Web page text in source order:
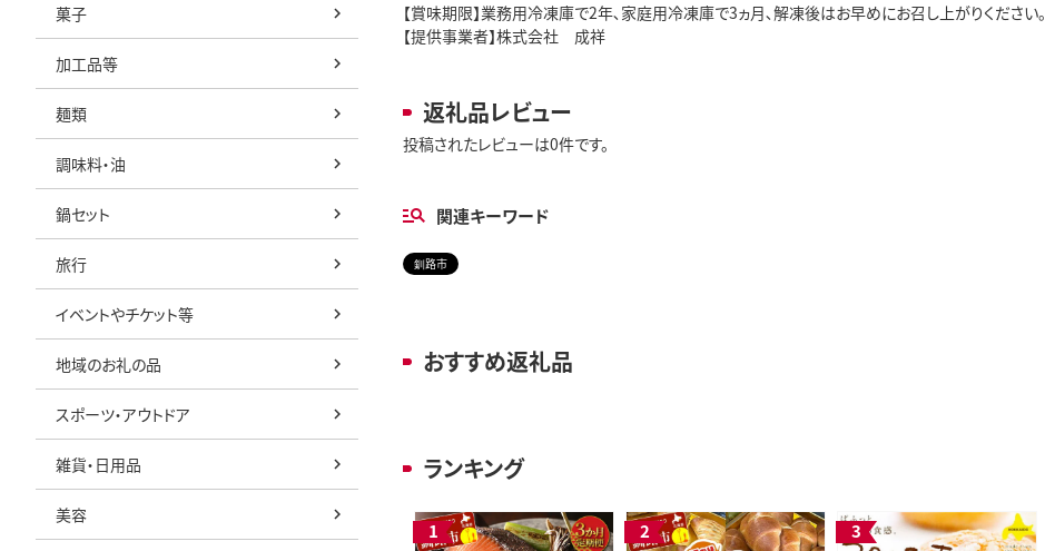
菓子
加工品等
麺類
調味料・油
鍋セット
旅行
イベントやチケット等
地域のお礼の品
スポーツ・アウトドア
雑貨・日用品
美容
【賞味期限】業務用冷凍庫で2年､家庭用冷凍庫で3ヵ月､解凍後はお早めにお召し上がりください。
【提供事業者】株式会社 成祥
返礼品レビュー
投稿されたレビューは0件です。
関連キーワード
釧路市
おすすめ返礼品
ランキング